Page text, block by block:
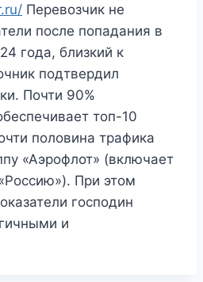
Перевозчик не
после попадания в
года, близкий к
подтвердил
Почти 90%
топ-10
половина трафика
«Аэрофлот» (включает
При этом
господин
и